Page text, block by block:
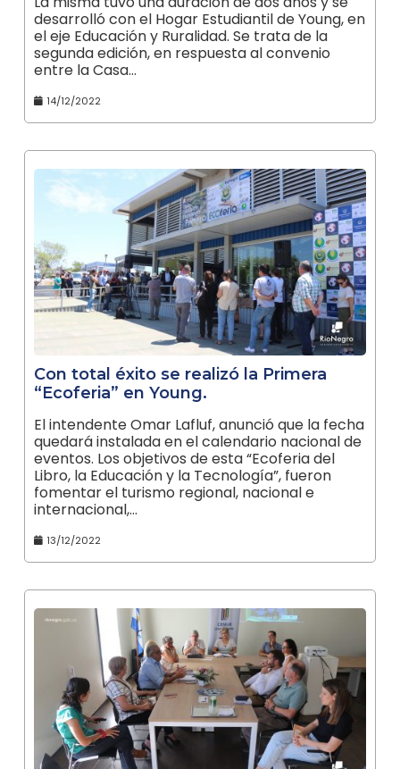
desarrolló con el Hogar Estudiantil de Young, en
el eje Educación y Ruralidad. Se trata de la
segunda edición, en respuesta al convenio
entre la Casa…
14/12/2022
Con total éxito se realizó la Primera
“Ecoferia” en Young.
El intendente Omar Lafluf, anunció que la fecha
quedará instalada en el calendario nacional de
eventos. Los objetivos de esta “Ecoferia del
Libro, la Educación y la Tecnología”, fueron
fomentar el turismo regional, nacional e
internacional,…
13/12/2022